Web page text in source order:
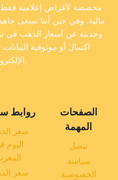
مخصصة لأغراض إعلامية فقط
مالية. وفي حين أننا نسعى
وحديثة عن أسعار الذهب في
اكتمال أو موثوقية
الإلكتروني.
روابط
سعر
اليوم
سعر
الصفحات
المهمة
تنصل
سياسة
الخصوصية